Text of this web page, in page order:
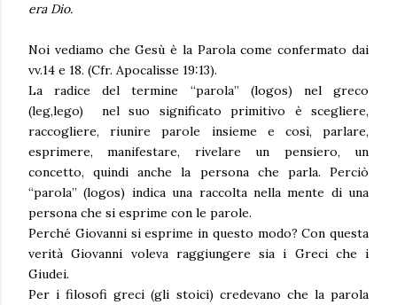
era Dio.
Noi vediamo che Gesù è la Parola come confermato dai
vv.14 e 18. (Cfr. Apocalisse 19:13).
La radice del termine “parola” (logos) nel greco
(leg,lego) nel suo significato primitivo è scegliere,
raccogliere, riunire parole insieme e così, parlare,
esprimere, manifestare, rivelare un pensiero, un
concetto, quindi anche la persona che parla. Perciò
“parola” (logos) indica una raccolta nella mente di una
persona che si esprime con le parole.
Perché Giovanni si esprime in questo modo? Con questa
verità Giovanni voleva raggiungere sia i Greci che i
Giudei.
Per i filosofi greci (gli stoici) credevano che la parola